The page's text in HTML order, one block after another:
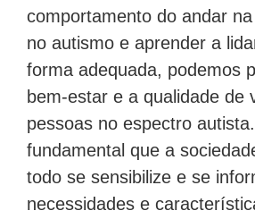
comportamento do andar
no autismo e aprender a
forma adequada, podemos
bem-estar e a qualidade de
pessoas no espectro
fundamental que a
todo se sensibilize e se
necessidades e